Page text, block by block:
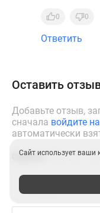
0 0
Ответить
Оставить
Добавьте отзыв,
сначала войдите
автоматически
Оценка *
Сайт использует ваши